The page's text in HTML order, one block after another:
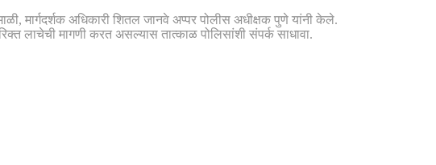
मार्गदर्शक अधिकारी शितल जानवे अप्पर पोलीस अधीक्षक पुणे यांनी केले.
लाचेची मागणी करत असल्यास तात्काळ पोलिसांशी संपर्क साधावा.